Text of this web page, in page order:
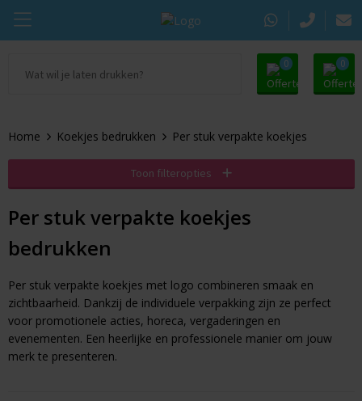
0 0
Chocolade
Kauwgom
Snacks
Snoeppotten
Alle promosupply
Oranje artikelen
Dag van de Zorg
Door de Brievenbus
Pasen
Sinterklaas
Sportlife
Pringles
Autodrop
Dextro Energie
Home Koekjes bedrukken Per stuk verpakte koekjes
Toon filteropties
Per stuk verpakte koekjes
bedrukken
Per stuk verpakte koekjes met logo combineren smaak en
zichtbaarheid. Dankzij de individuele verpakking zijn ze perfect
voor promotionele acties, horeca, vergaderingen en
evenementen. Een heerlijke en professionele manier om jouw
merk te presenteren.